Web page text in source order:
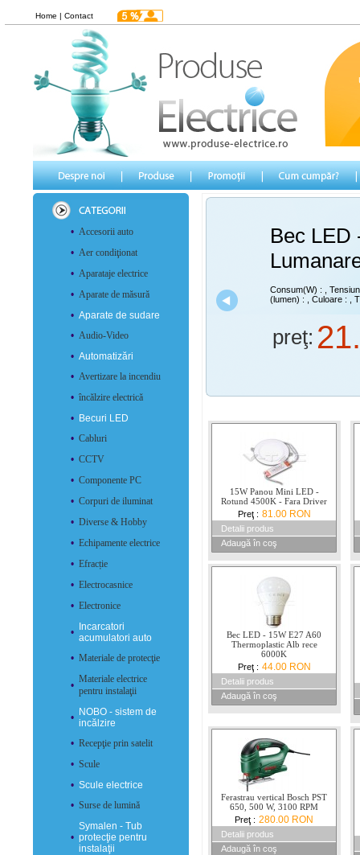
Home | Contact
• Accesorii auto
• Aer condiţionat
• Aparataje electrice
• Aparate de măsură
• Aparate de sudare
• Audio-Video
• Automatizări
• Avertizare la incendiu
• încălzire electrică
•
Becuri LED
• Cabluri
• CCTV
• Componente PC
• Corpuri de iluminat
• Diverse & Hobby
• Echipamente electrice
• Efracție
• Electrocasnice
• Electronice
•
Incarcatori
acumulatori auto
• Materiale de protecţie
•
Materiale electrice
pentru instalaţii
•
NOBO - sistem de
incălzire
• Recepţie prin satelit
• Scule
• Scule electrice
• Surse de lumină
•
Symalen - Tub
protecţie pentru
instalaţii
Bec LED
Consum(W) :
,
(lumen) :
, Culoare : ,
preţ:
15W Panou Mini LED -
Rotund 4500K - Fara Driver
Preţ : 81.00 RON
Detalii produs
Adaugă în coş
Bec LED - 15W E27 A60
Thermoplastic Alb rece
6000K
Preţ : 44.00 RON
Detalii produs
Adaugă în coş
Ferastrau vertical Bosch PST
650, 500 W, 3100 RPM
Preţ : 280.00 RON
Detalii produs
Adaugă în coş